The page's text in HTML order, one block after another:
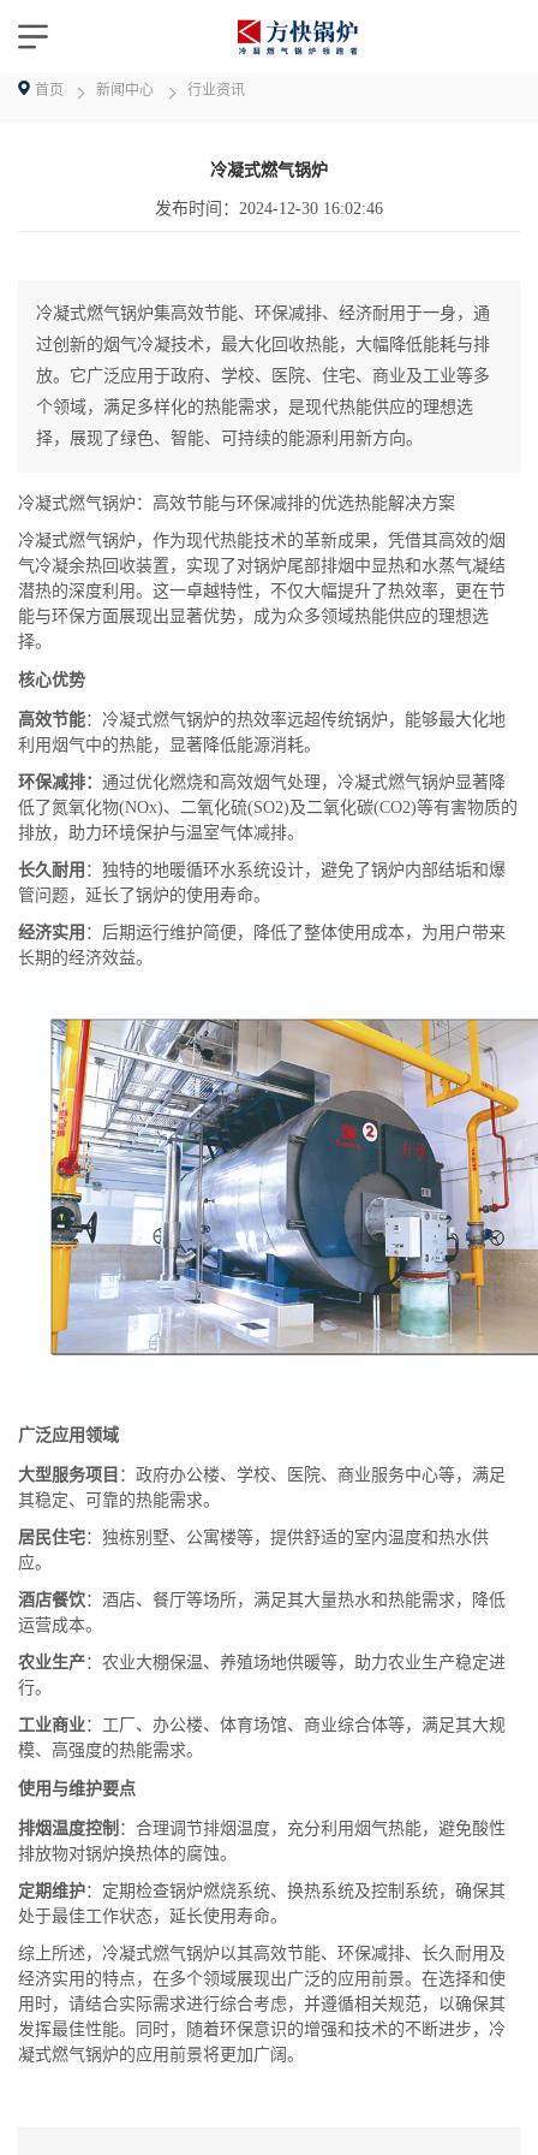
首页 新闻中心 行业资讯
冷凝式燃气锅炉
发布时间： 2024-12-30 16:02:46
冷凝式燃气锅炉集高效节能、环保减排、经济耐用于一身，通
过创新的烟气冷凝技术，最大化回收热能，大幅降低能耗与排
放。它广泛应用于政府、学校、医院、住宅、商业及工业等多
个领域，满足多样化的热能需求，是现代热能供应的理想选
择，展现了绿色、智能、可持续的能源利用新方向。
冷凝式燃气锅炉：高效节能与环保减排的优选热能解决方案
冷凝式燃气锅炉，作为现代热能技术的革新成果，凭借其高效的烟
气冷凝余热回收装置，实现了对锅炉尾部排烟中显热和水蒸气凝结
潜热的深度利用。这一卓越特性，不仅大幅提升了热效率，更在节
能与环保方面展现出显著优势，成为众多领域热能供应的理想选
择。
核心优势
高效节能：冷凝式燃气锅炉的热效率远超传统锅炉，能够最大化地
利用烟气中的热能，显著降低能源消耗。
环保减排： 通过优化燃烧和高效烟气处理，冷凝式燃气锅炉显著降
低了氮氧化物(NOx)、二氧化硫(SO2)及二氧化碳(CO2)等有害物质的
排放，助力环境保护与温室气体减排。
长久耐用 ：独特的地暖循环水系统设计，避免了锅炉内部结垢和爆
管问题，延长了锅炉的使用寿命。
经济实用 ：后期运行维护简便，降低了整体使用成本，为用户带来
长期的经济效益。
广泛应用领域
大型服务项目 ：政府办公楼、学校、医院、商业服务中心等，满足
其稳定、可靠的热能需求。
居民住宅：独栋别墅、公寓楼等，提供舒适的室内温度和热水供
应。
酒店餐饮：酒店、餐厅等场所，满足其大量热水和热能需求，降低
运营成本。
农业生产：农业大棚保温、养殖场地供暖等，助力农业生产稳定进
行。
工业商业：工厂、办公楼、体育场馆、商业综合体等，满足其大规
模、高强度的热能需求。
使用与维护要点
排烟温度控制 ：合理调节排烟温度，充分利用烟气热能，避免酸性
排放物对锅炉换热体的腐蚀。
定期维护：定期检查锅炉燃烧系统、换热系统及控制系统，确保其
处于最佳工作状态，延长使用寿命。
综上所述，冷凝式燃气锅炉以其高效节能、环保减排、长久耐用及
经济实用的特点，在多个领域展现出广泛的应用前景。在选择和使
用时，请结合实际需求进行综合考虑，并遵循相关规范，以确保其
发挥最佳性能。同时，随着环保意识的增强和技术的不断进步，冷
凝式燃气锅炉的应用前景将更加广阔。